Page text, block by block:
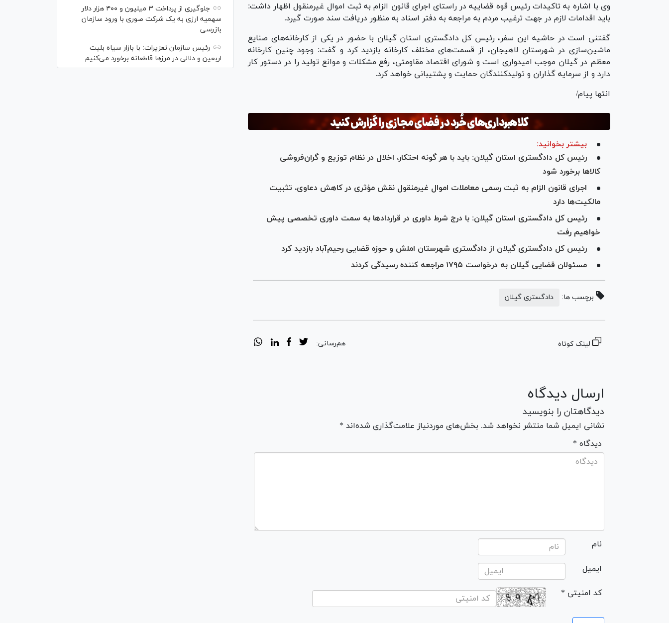
وی با اشاره به تاکیدات رئیس قوه قضاییه در راستای اجرای قانون الزام به ثبت اموال غیرمنقول اظهار داشت:
باید اقدامات لازم در جهت ترغیب مردم به مراجعه به دفتر اسناد به منظور دریافت سند صورت گیرد.
گفتنی است در حاشیه این سفر، رئیس کل دادگستری استان گیلان با حضور در یکی از کارخانه‌های صنایع
ماشین‌سازی در شهرستان لاهیجان، از قسمت‌های مختلف کارخانه بازدید کرد و گفت: وجود چنین کارخانه
معظم در گیلان موجب امیدواری است و شورای اقتصاد مقاومتی، رفع مشکلات و موانع تولید را در دستور کار
دارد و از سرمایه گذاران و تولیدکنندگان حمایت و پشتیبانی خواهد کرد.
انتها پیام/
بیشتر بخوانید:
رئیس کل دادگستری استان گیلان: باید با هر گونه احتکار، اخلال در نظام توزیع و گران‌فروشی
کالا‌ها برخورد شود
اجرای قانون الزام به ثبت رسمی معاملات اموال غیرمنقول نقش مؤثری در کاهش دعاوی، تثبیت
مالکیت‌ها دارد
رئیس کل دادگستری استان گیلان: با درج شرط داوری در قرارداد‌ها به سمت داوری تخصصی پیش
خواهیم رفت
رئیس کل دادگستری گیلان از دادگستری شهرستان املش و حوزه قضایی رحیم‌آباد بازدید کرد
مسئولان قضایی گیلان به درخواست ۱۷۹۵ مراجعه کننده رسیدگی کردند
برچسب ها: دادگستری گیلان
لینک کوتاه هم‌رسانی:
ارسال دیدگاه
دیدگاهتان را بنویسید
نشانی ایمیل شما منتشر نخواهد شد. بخش‌های موردنیاز علامت‌گذاری شده‌اند *
* دیدگاه
نام
ایمیل
* کد امنیتی
جلوگیری از پرداخت ۳ میلیون و ۴۰۰ هزار دلار
سهمیه ارزی به یک شرکت صوری با ورود سازمان
بازرسی
رئیس سازمان تعزیرات: با بازار سیاه بلیت
اربعین و دلالی در مرز‌ها قاطعانه برخورد می‌کنیم